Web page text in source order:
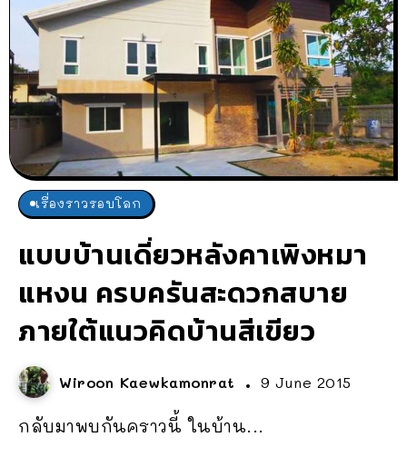
เรื่องราวรอบโลก
แบบบ้านเดี่ยวหลังคาเพิงหมา
แหงน ครบครันสะดวกสบาย
ภายใต้แนวคิดบ้านสีเขียว
Wiroon Kaewkamonrat 9 June 2015
กลับมาพบกันคราวนี้ ในบ้าน...